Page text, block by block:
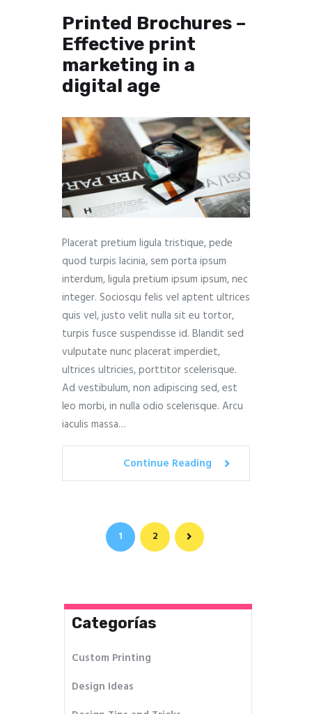
Printed Brochures –
Effective print
marketing in a
digital age
Placerat pretium ligula tristique, pede
quod turpis lacinia, sem porta ipsum
interdum, ligula pretium ipsum ipsum, nec
integer. Sociosqu felis vel aptent ultrices
quis vel, justo velit nulla sit eu tortor,
turpis fusce suspendisse id. Blandit sed
vulputate nunc placerat imperdiet,
ultrices ultricies, porttitor scelerisque.
Ad vestibulum, non adipiscing sed, est
leo morbi, in nulla odio scelerisque. Arcu
iaculis massa…
Continue Reading
Paginación
PAGE
1 PAGE
2
>
Categorías
Custom Printing
Design Ideas